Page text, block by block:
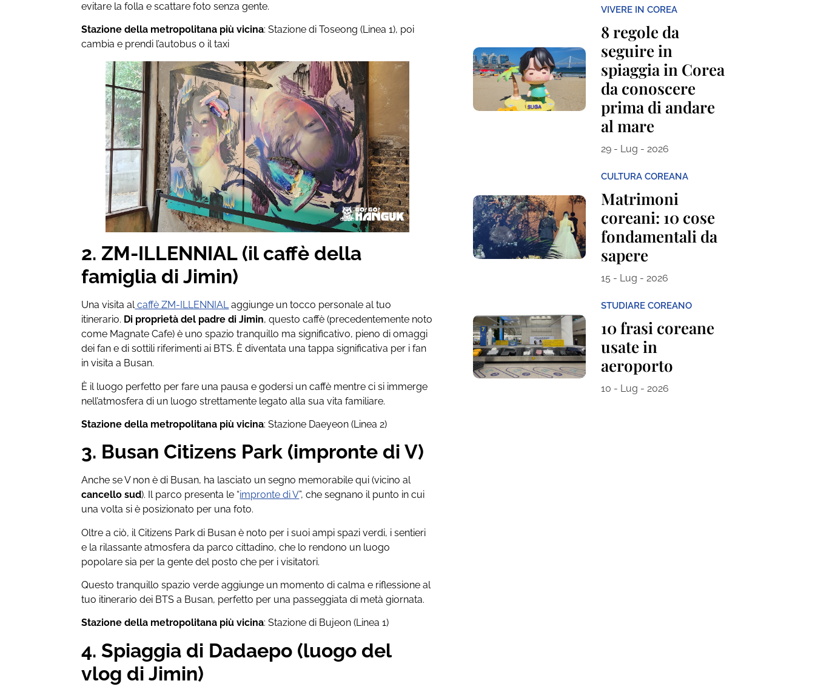
evitare la folla e scattare foto senza gente.
Stazione della metropolitana più vicina: Stazione di Toseong (Linea 1), poi
cambia e prendi l’autobus o il taxi
2. ZM-ILLENNIAL (il caffè della
famiglia di Jimin)
Una visita alcaffè ZM-ILLENNIALaggiunge un tocco personale al tuo
itinerario. Di proprietà del padre di Jimin, questo caffè (precedentemente noto
come Magnate Cafe) è uno spazio tranquillo ma significativo, pieno di omaggi
dei fan e di sottili riferimenti ai BTS. È diventata una tappa significativa per i fan
in visita a Busan.
È il luogo perfetto per fare una pausa e godersi un caffè mentre ci si immerge
nell’atmosfera di un luogo strettamente legato alla sua vita familiare.
Stazione della metropolitana più vicina: Stazione Daeyeon (Linea 2)
3. Busan Citizens Park (impronte di V)
Anche se V non è di Busan, ha lasciato un segno memorabile qui (vicino al
cancello sud). Il parco presenta le “impronte di V”, che segnano il punto in cui
una volta si è posizionato per una foto.
Oltre a ciò, il Citizens Park di Busan è noto per i suoi ampi spazi verdi, i sentieri
e la rilassante atmosfera da parco cittadino, che lo rendono un luogo
popolare sia per la gente del posto che per i visitatori.
Questo tranquillo spazio verde aggiunge un momento di calma e riflessione al
tuo itinerario dei BTS a Busan, perfetto per una passeggiata di metà giornata.
Stazione della metropolitana più vicina: Stazione di Bujeon (Linea 1)
4. Spiaggia di Dadaepo (luogo del
vlog di Jimin)
VIVERE IN COREA
8 regole da
seguire in
spiaggia in Corea
da conoscere
prima di andare
al mare
29 - Lug - 2026
CULTURA COREANA
Matrimoni
coreani: 10 cose
fondamentali da
sapere
15 - Lug - 2026
STUDIARE COREANO
10 frasi coreane
usate in
aeroporto
10 - Lug - 2026